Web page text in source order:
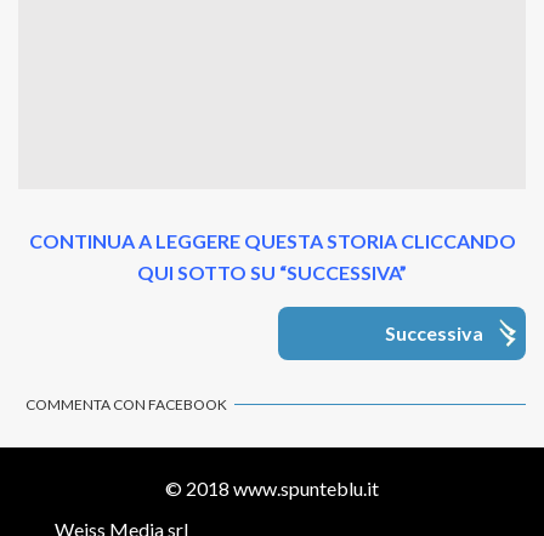
CONTINUA A LEGGERE QUESTA STORIA CLICCANDO
QUI SOTTO SU “SUCCESSIVA”
Successiva
COMMENTA CON FACEBOOK
© 2018 www.spunteblu.it
Weiss Media srl